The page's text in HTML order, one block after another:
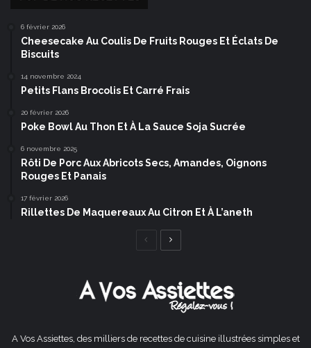
6 février 2026
Cheesecake Au Coulis De Fruits Rouges Et Éclats De
Biscuits
14 novembre 2024
Petits Flans Brocolis Et Carré Frais
20 février 2026
Poke Bowl Au Thon Et À La Sauce Soja Sucrée
6 novembre 2025
Rôti De Porc Aux Abricots Secs, Amandes, Oignons
Rouges Et Panais
17 février 2026
Rillettes De Maquereaux Au Citron Et À L’aneth
Page
A Vos Assiettes, des milliers de recettes de cuisine illustrées simples et